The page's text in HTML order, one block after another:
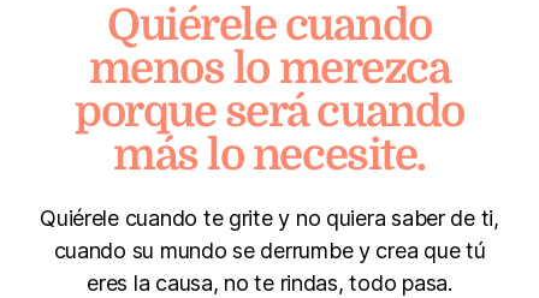
Quiérele cuando
menos lo merezca
porque será cuando
más lo necesite.
Quiérele cuando te grite y no quiera saber de ti,
cuando su mundo se derrumbe y crea que tú
eres la causa, no te rindas, todo pasa.